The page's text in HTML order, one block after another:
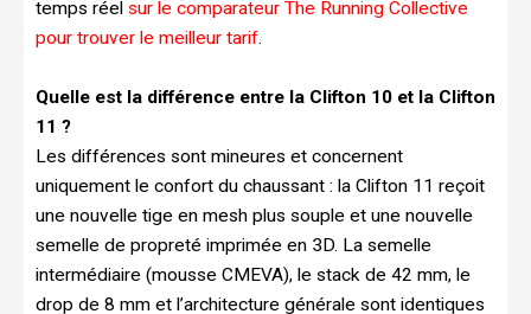
temps réel sur le comparateur The Running Collective
pour trouver le meilleur tarif.
Quelle est la différence entre la Clifton 10 et la Clifton
11 ?
Les différences sont mineures et concernent
uniquement le confort du chaussant : la Clifton 11 reçoit
une nouvelle tige en mesh plus souple et une nouvelle
semelle de propreté imprimée en 3D. La semelle
intermédiaire (mousse CMEVA), le stack de 42 mm, le
drop de 8 mm et l’architecture générale sont identiques